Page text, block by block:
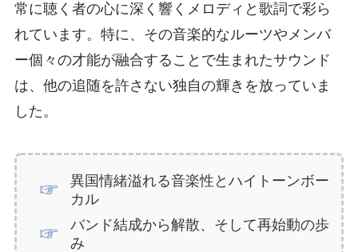
常に聴く者の心に深く響くメロディと歌詞で彩ら
れています。特に、その音楽的なルーツやメンバ
ー個々の才能が融合することで生まれたサウンド
は、他の追随を許さない独自の輝きを放っていま
した。
異国情緒溢れる音楽性とハイトーンボー
カル
バンド結成から解散、そして再始動の歩
み